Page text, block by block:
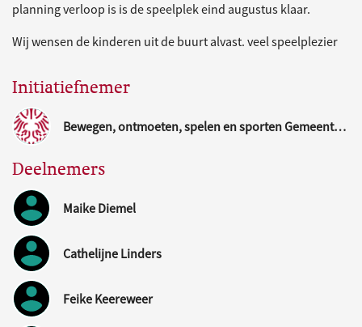
planning verloop is is de speelplek eind augustus klaar.
Wij wensen de kinderen uit de buurt alvast. veel speelplezier
Initiatiefnemer
Bewegen, ontmoeten, spelen en sporten Gemeente Nijmegen
Deelnemers
Maike Diemel
Cathelijne Linders
Feike Keereweer